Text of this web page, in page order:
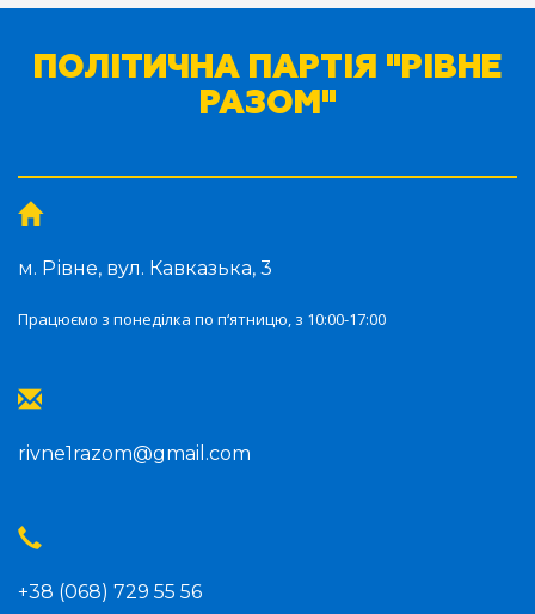
ПОЛІТИЧНА ПАРТІЯ "РІВНЕ
РАЗОМ"
м. Рівне, вул. Кавказька, 3
Працюємо з понеділка по п‘ятницю, з 10:00-17:00
rivne1razom@gmail.com
+38 (068) 729 55 56